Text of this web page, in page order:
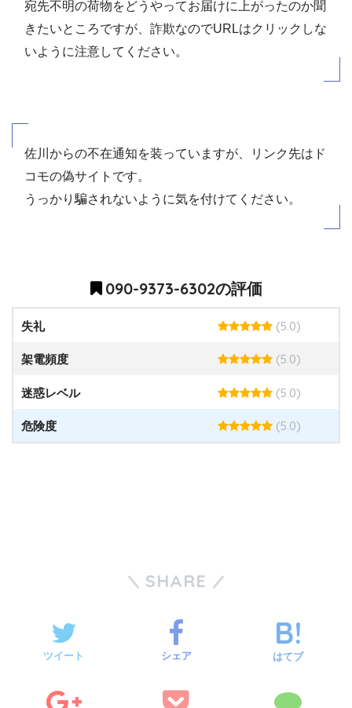
宛先不明の荷物をどうやってお届けに上がったのか聞
きたいところですが、詐欺なのでURLはクリックしな
いように注意してください。
佐川からの不在通知を装っていますが、リンク先はド
コモの偽サイトです。
うっかり騙されないように気を付けてください。
090-9373-6302の評価
失礼 (5.0)
架電頻度 (5.0)
迷惑レベル (5.0)
危険度 (5.0)
SHARE
ツイート シェア はてブ